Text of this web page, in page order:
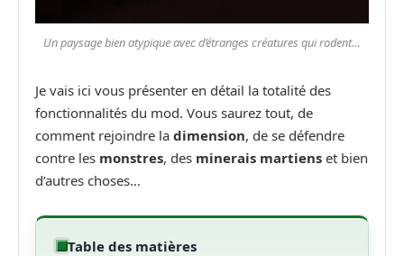
Un paysage bien atypique avec d’étranges créatures qui rodent…
Je vais ici vous présenter en détail la totalité des
fonctionnalités du mod. Vous saurez tout, de
comment rejoindre la dimension, de se défendre
contre les monstres, des minerais martiens et bien
d’autres choses…
Table des matières